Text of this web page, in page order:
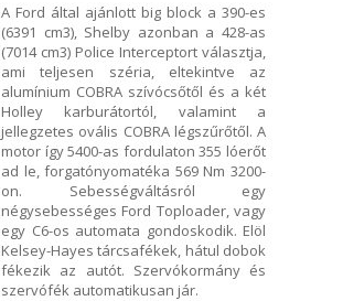
A Ford által ajánlott big block a 390-es
(6391 cm3), Shelby azonban a 428-as
(7014 cm3) Police Interceptort választja,
ami teljesen széria, eltekintve az
alumínium COBRA szívócsőtől és a két
Holley karburátortól, valamint a
jellegzetes ovális COBRA légszűrőtől. A
motor így 5400-as fordulaton 355 lóerőt
ad le, forgatónyomatéka 569 Nm 3200-
on. Sebességváltásról egy
négysebességes Ford Toploader, vagy
egy C6-os automata gondoskodik. Elöl
Kelsey-Hayes tárcsafékek, hátul dobok
fékezik az autót. Szervókormány és
szervófék automatikusan jár.